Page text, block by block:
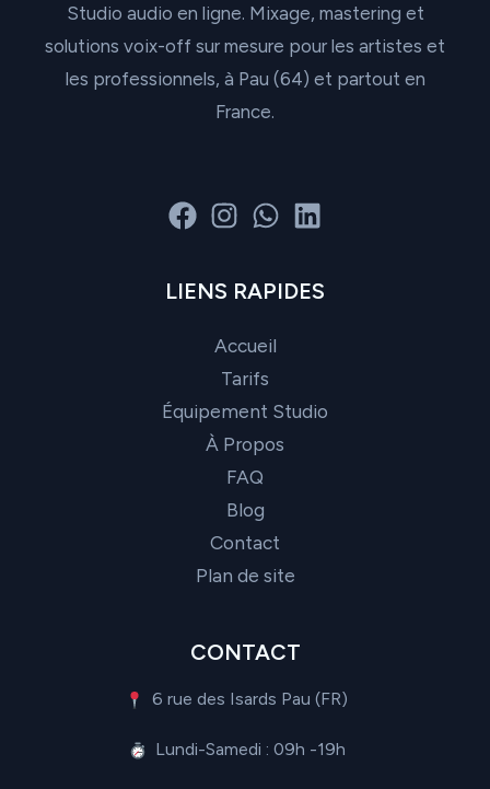
Studio audio en ligne. Mixage, mastering et
solutions voix-off sur mesure pour les artistes et
les professionnels, à Pau (64) et partout en
France.
LIENS RAPIDES
Accueil
Tarifs
Équipement Studio
À Propos
FAQ
Blog
Contact
Plan de site
CONTACT
6 rue des Isards Pau (FR)
Lundi-Samedi : 09h -19h